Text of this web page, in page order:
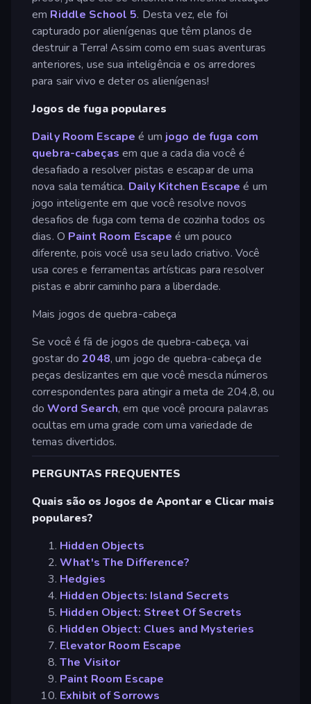
em Riddle School 5. Desta vez, ele foi
capturado por alienígenas que têm planos de
destruir a Terra! Assim como em suas aventuras
anteriores, use sua inteligência e os arredores
para sair vivo e deter os alienígenas!
Jogos de fuga populares
Daily Room Escape é um jogo de fuga com
quebra-cabeças em que a cada dia você é
desafiado a resolver pistas e escapar de uma
nova sala temática. Daily Kitchen Escape é um
jogo inteligente em que você resolve novos
desafios de fuga com tema de cozinha todos os
dias. O Paint Room Escape é um pouco
diferente, pois você usa seu lado criativo. Você
usa cores e ferramentas artísticas para resolver
pistas e abrir caminho para a liberdade.
Mais jogos de quebra-cabeça
Se você é fã de jogos de quebra-cabeça, vai
gostar do2048, um jogo de quebra-cabeça de
peças deslizantes em que você mescla números
correspondentes para atingir a meta de 204,8, ou
doWord Search, em que você procura palavras
ocultas em uma grade com uma variedade de
temas divertidos.
PERGUNTAS FREQUENTES
Quais são os Jogos de Apontar e Clicar mais
populares?
Hidden Objects
What's The Difference?
Hedgies
Hidden Objects: Island Secrets
Hidden Object: Street Of Secrets
Hidden Object: Clues and Mysteries
Elevator Room Escape
The Visitor
Paint Room Escape
Exhibit of Sorrows